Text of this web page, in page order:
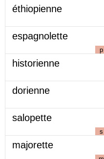
éthiopienne
espagnolette
p
historienne
dorienne
salopette
s
majorette